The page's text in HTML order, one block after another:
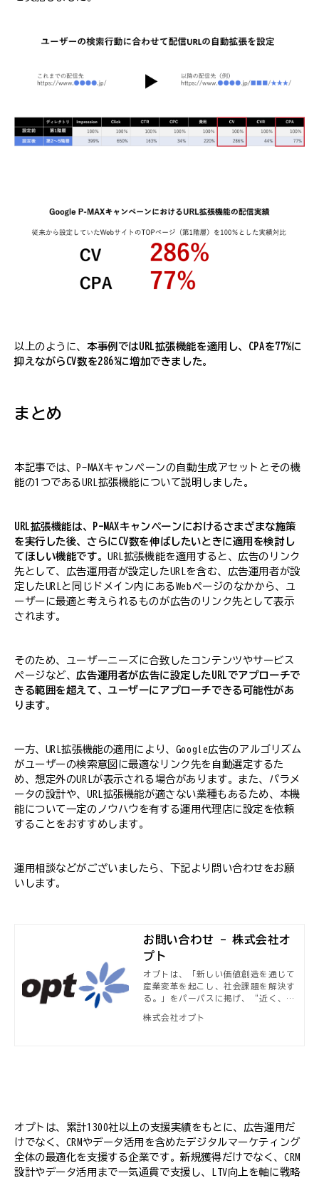
以上のように、本事例ではURL拡張機能を適用し、CPAを77%に
抑えながらCV数を286%に増加できました。
まとめ
本記事では、P-MAXキャンペーンの自動生成アセットとその機
能の1つであるURL拡張機能について説明しました。
URL拡張機能は、P-MAXキャンペーンにおけるさまざまな施策
を実行した後、さらにCV数を伸ばしたいときに適用を検討し
てほしい機能です。URL拡張機能を適用すると、広告のリンク
先として、広告運用者が設定したURLを含む、広告運用者が設
定したURLと同じドメイン内にあるWebページのなかから、ユ
ーザーに最適と考えられるものが広告のリンク先として表示
されます。
そのため、ユーザーニーズに合致したコンテンツやサービス
ページなど、 広告運用者が広告に設定したURLでアプローチで
きる範囲を超えて、ユーザーにアプローチできる可能性があ
ります。
一方、URL拡張機能の適用により、Google広告のアルゴリズム
がユーザーの検索意図に最適なリンク先を自動選定するた
め、想定外のURLが表示される場合があります。また、パラメ
ータの設計や、URL拡張機能が適さない業種もあるため、本機
能について一定のノウハウを有する運用代理店に設定を依頼
することをおすすめします。
運用相談などがございましたら、下記より問い合わせをお願
いします。
お問い合わせ - 株式会社オ
プト
オプトは、「新しい価値創造を通じて
産業変革を起こし、社会課題を解決す
る。」をパーパスに掲げ、“近く、深
るグロースリーダー”になることを目
変革＝Industrial Transformation
®）を実現いたします。
株式会社オプト
オプトは、累計1300社以上の支援実績をもとに、広告運用だ
けでなく、CRMやデータ活用を含めたデジタルマーケティング
全体の最適化を支援する企業です。新規獲得だけでなく、CRM
設計やデータ活用まで一気通貫で支援し、LTV向上を軸に戦略